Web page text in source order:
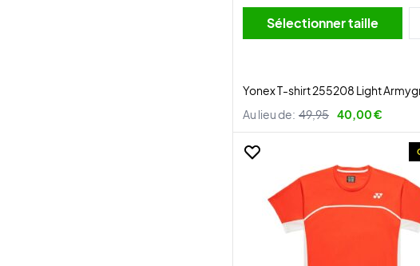
Sélectionner taille
Yonex T-shirt 255208 Light
Au lieu de: 49,95 40,00 €